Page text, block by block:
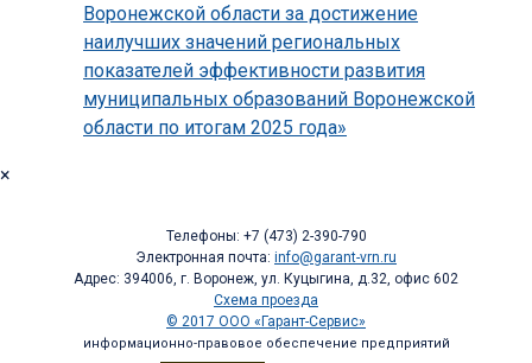
Воронежской области за достижение
наилучших значений региональных
показателей эффективности развития
муниципальных образований Воронежской
области по итогам 2025 года»
×
Телефоны: +7 (473) 2-390-790
Электронная почта: info@garant-vrn.ru
Адрес: 394006, г. Воронеж, ул. Куцыгина, д.32, офис 602
Схема проезда
© 2017 ООО «Гарант-Сервис»
информационно-правовое обеспечение предприятий